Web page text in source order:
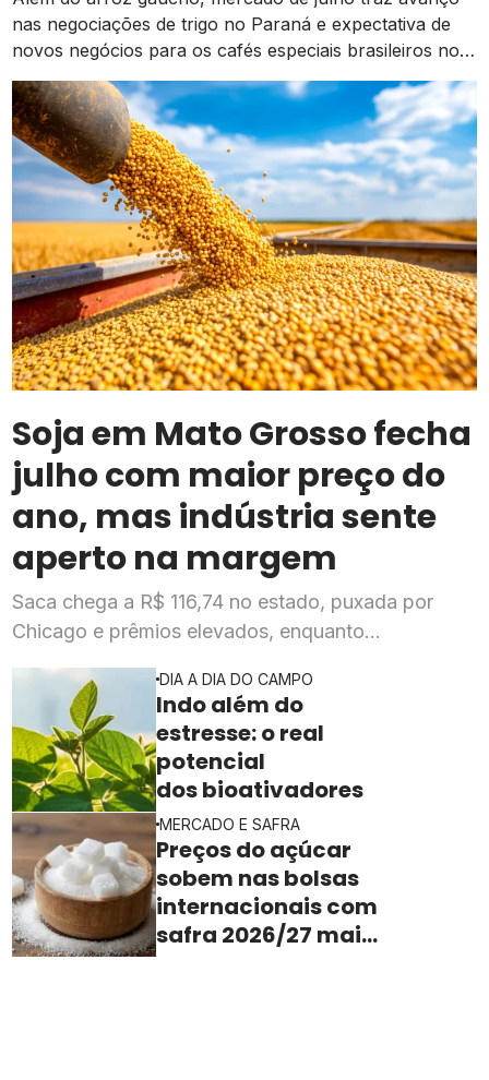
nas negociações de trigo no Paraná e expectativa de
novos negócios para os cafés especiais brasileiros no
exterior
Soja em Mato Grosso fecha
julho com maior preço do
ano, mas indústria sente
aperto na margem
Saca chega a R$ 116,74 no estado, puxada por
Chicago e prêmios elevados, enquanto
rentabilidade
DIA A DIA DO CAMPO
Indo além do
estresse: o real
potencial
dos bioativadores
MERCADO E SAFRA
Preços do açúcar
sobem nas bolsas
internacionais com
safra 2026/27 mais